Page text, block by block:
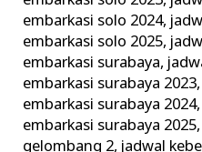
embarkasi solo 2024,
embarkasi solo 2025,
embarkasi surabaya,
embarkasi surabaya 2023,
embarkasi surabaya 2024,
embarkasi surabaya 2025,
gelombang 2, jadwal